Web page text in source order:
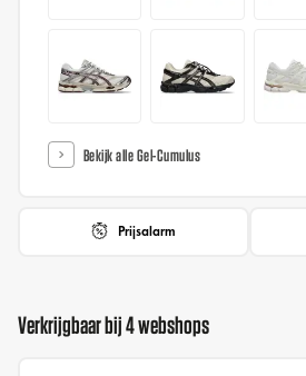
Bekijk alle Gel-Cumulus
Prijsalarm
Verkrijgbaar bij 4 webshops